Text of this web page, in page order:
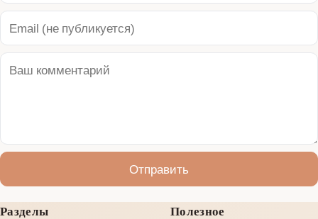
Отправить
Разделы
Полезное